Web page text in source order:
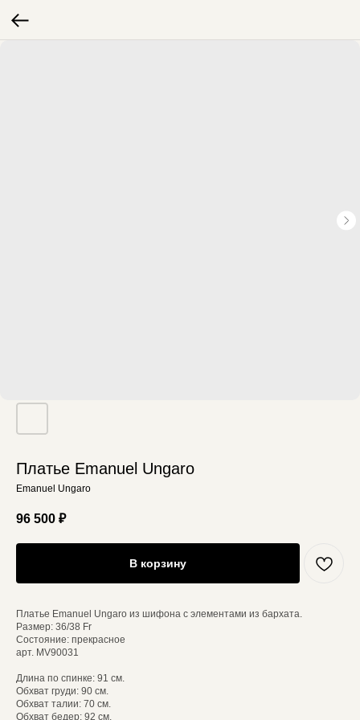
Платье Emanuel Ungaro
Emanuel Ungaro
96 500 ₽
В корзину
Платье Emanuel Ungaro из шифона с элементами из бархата.
Размер: 36/38 Fr
Состояние: прекрасное
арт. MV90031
Длина по спинке: 91 см.
Обхват груди: 90 см.
Обхват талии: 70 см.
Обхват бедер: 92 см.